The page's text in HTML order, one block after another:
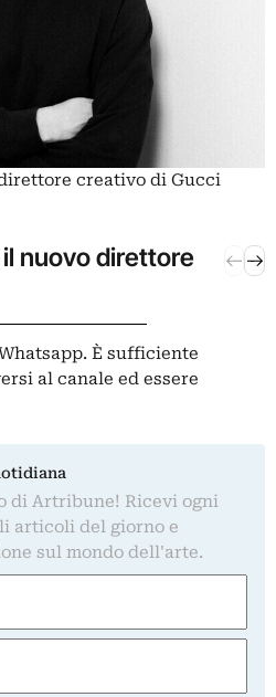
creativo di Gucci
nuovo direttore
Gli
È sufficiente
al canale ed essere
di Artribune! Ricevi ogni
articoli del giorno e
sul mondo dell'arte.